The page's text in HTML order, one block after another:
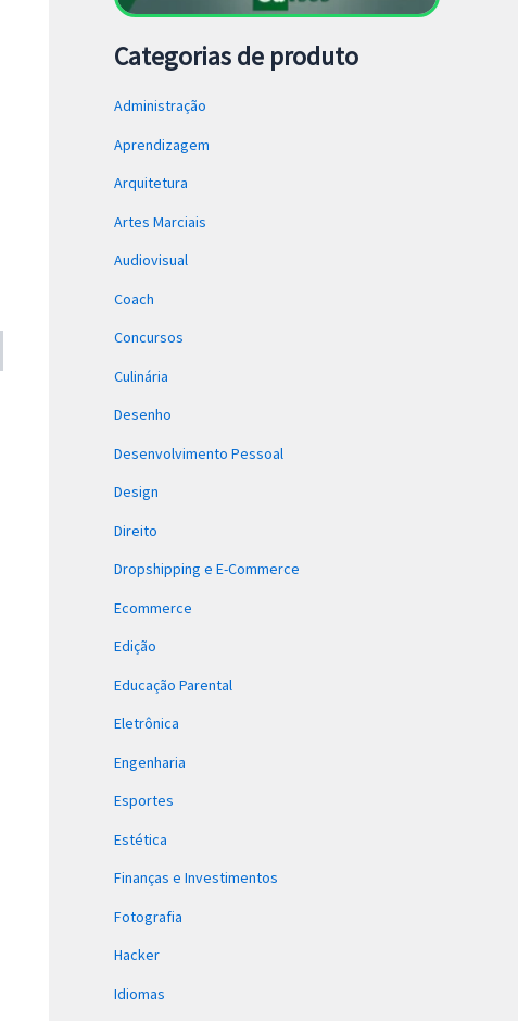
Categorias de produto
Administração
Aprendizagem
Arquitetura
Artes Marciais
Audiovisual
Coach
Concursos
Culinária
Desenho
Desenvolvimento Pessoal
Design
Direito
Dropshipping e E-Commerce
Ecommerce
Edição
Educação Parental
Eletrônica
Engenharia
Esportes
Estética
Finanças e Investimentos
Fotografia
Hacker
Idiomas